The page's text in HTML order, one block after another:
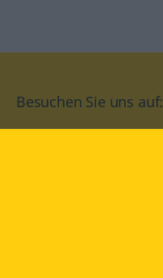
Besuchen Sie uns auf: